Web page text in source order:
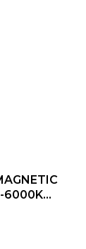
6000K